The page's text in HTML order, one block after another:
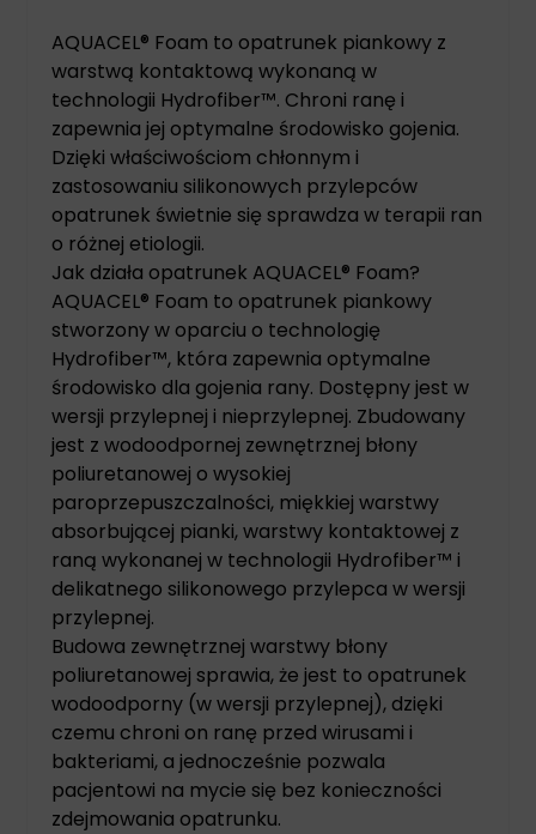
AQUACEL® Foam to opatrunek piankowy z
warstwą kontaktową wykonaną w
technologii Hydrofiber™. Chroni ranę i
zapewnia jej optymalne środowisko gojenia.
Dzięki właściwościom chłonnym i
zastosowaniu silikonowych przylepców
opatrunek świetnie się sprawdza w terapii ran
o różnej etiologii.
Jak działa opatrunek AQUACEL® Foam?
AQUACEL® Foam to opatrunek piankowy
stworzony w oparciu o technologię
Hydrofiber™, która zapewnia optymalne
środowisko dla gojenia rany. Dostępny jest w
wersji przylepnej i nieprzylepnej. Zbudowany
jest z wodoodpornej zewnętrznej błony
poliuretanowej o wysokiej
paroprzepuszczalności, miękkiej warstwy
absorbującej pianki, warstwy kontaktowej z
raną wykonanej w technologii Hydrofiber™ i
delikatnego silikonowego przylepca w wersji
przylepnej.
Budowa zewnętrznej warstwy błony
poliuretanowej sprawia, że jest to opatrunek
wodoodporny (w wersji przylepnej), dzięki
czemu chroni on ranę przed wirusami i
bakteriami, a jednocześnie pozwala
pacjentowi na mycie się bez konieczności
zdejmowania opatrunku.